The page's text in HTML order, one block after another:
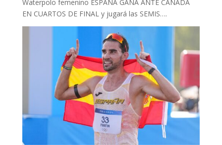
Waterpolo femenino ESPAÑA GANA ANTE CANADA
EN CUARTOS DE FINAL y jugará las SEMIS….